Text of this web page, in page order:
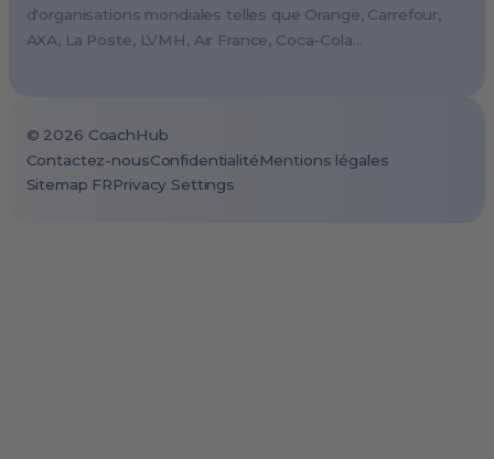
d'organisations mondiales telles que Orange, Carrefour,
AXA, La Poste, LVMH, Air France, Coca-Cola…
Lisbon, Portugal
Tokyo, Japan
Toronto, Canada
© 2026 CoachHub
Contactez-nousConfidentialitéMentions légales
Sitemap FRPrivacy Settings